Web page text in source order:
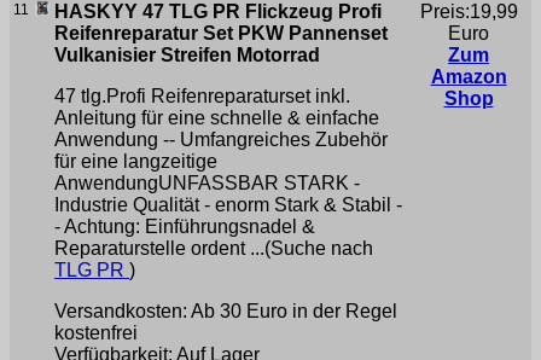
11
HASKYY 47 TLG PR Flickzeug Profi
Reifenreparatur Set PKW Pannenset
Vulkanisier Streifen Motorrad
47 tlg.Profi Reifenreparaturset inkl.
Anleitung für eine schnelle & einfache
Anwendung -- Umfangreiches Zubehör
für eine langzeitige
AnwendungUNFASSBAR STARK -
Industrie Qualität - enorm Stark & Stabil -
- Achtung: Einführungsnadel &
Reparaturstelle ordent ...(Suche nach
TLG PR )
Versandkosten: Ab 30 Euro in der Regel
kostenfrei
Verfügbarkeit: Auf Lager
Preis:19,99
Euro
Zum
Amazon
Shop